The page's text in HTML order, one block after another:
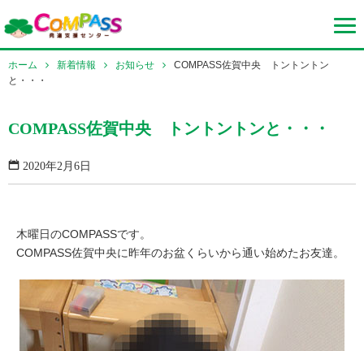
ホーム 新着情報 お知らせ
COMPASS佐賀中央 トントントン
と・・・
COMPASS佐賀中央 トントントンと・・・
2020年2月6日
木曜日のCOMPASSです。
COMPASS佐賀中央に昨年のお盆くらいから通い始めたお友達。